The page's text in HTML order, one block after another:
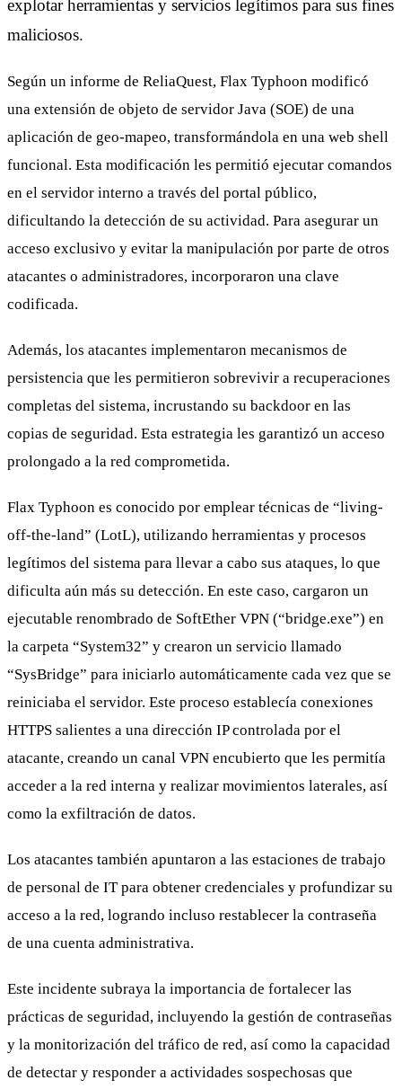
explotar herramientas y servicios legítimos para sus fines
maliciosos.
Según un informe de ReliaQuest, Flax Typhoon modificó
una extensión de objeto de servidor Java (SOE) de una
aplicación de geo-mapeo, transformándola en una web shell
funcional. Esta modificación les permitió ejecutar comandos
en el servidor interno a través del portal público,
dificultando la detección de su actividad. Para asegurar un
acceso exclusivo y evitar la manipulación por parte de otros
atacantes o administradores, incorporaron una clave
codificada.
Además, los atacantes implementaron mecanismos de
persistencia que les permitieron sobrevivir a recuperaciones
completas del sistema, incrustando su backdoor en las
copias de seguridad. Esta estrategia les garantizó un acceso
prolongado a la red comprometida.
Flax Typhoon es conocido por emplear técnicas de “living-
off-the-land” (LotL), utilizando herramientas y procesos
legítimos del sistema para llevar a cabo sus ataques, lo que
dificulta aún más su detección. En este caso, cargaron un
ejecutable renombrado de SoftEther VPN (“bridge.exe”) en
la carpeta “System32” y crearon un servicio llamado
“SysBridge” para iniciarlo automáticamente cada vez que se
reiniciaba el servidor. Este proceso establecía conexiones
HTTPS salientes a una dirección IP controlada por el
atacante, creando un canal VPN encubierto que les permitía
acceder a la red interna y realizar movimientos laterales, así
como la exfiltración de datos.
Los atacantes también apuntaron a las estaciones de trabajo
de personal de IT para obtener credenciales y profundizar su
acceso a la red, logrando incluso restablecer la contraseña
de una cuenta administrativa.
Este incidente subraya la importancia de fortalecer las
prácticas de seguridad, incluyendo la gestión de contraseñas
y la monitorización del tráfico de red, así como la capacidad
de detectar y responder a actividades sospechosas que